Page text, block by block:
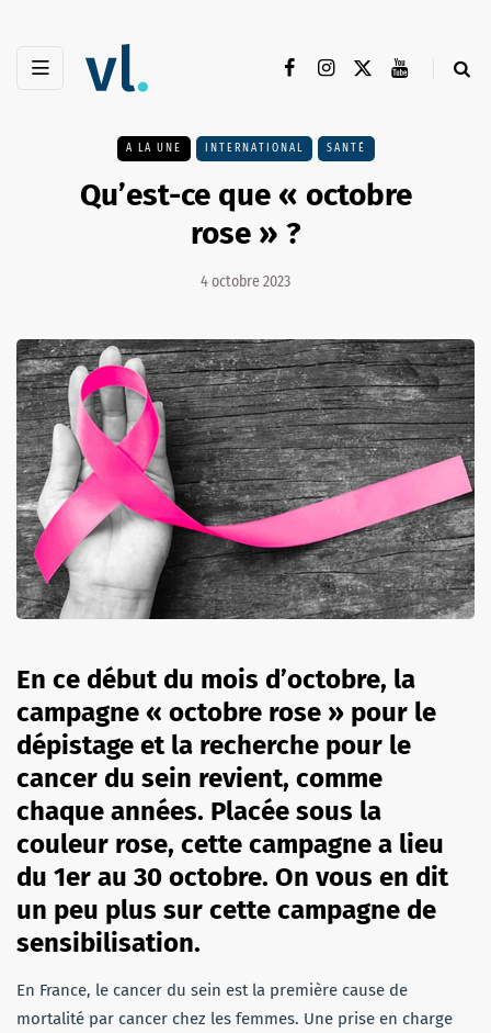
A LA UNE INTERNATIONAL SANTÉ
Qu’est-ce que « octobre
rose » ?
4 octobre 2023
En ce début du mois d’octobre, la
campagne « octobre rose » pour le
dépistage et la recherche pour le
cancer du sein revient, comme
chaque années. Placée sous la
couleur rose, cette campagne a lieu
du 1er au 30 octobre. On vous en dit
un peu plus sur cette campagne de
sensibilisation.
En France, le cancer du sein est la première cause de
mortalité par cancer chez les femmes. Une prise en charge